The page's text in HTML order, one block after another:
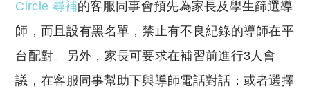
Circle 尋補的客服同事會預先為家長及學生篩選導
師，而且設有黑名單，禁止有不良紀錄的導師在平
台配對。另外，家長可要求在補習前進行3人會
議，在客服同事幫助下與導師電話對話；或者選擇